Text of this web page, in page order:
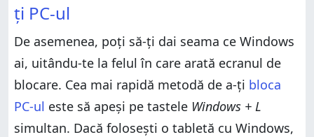
ți PC-ul
De asemenea, poți să-ți dai seama ce Windows
ai, uitându-te la felul în care arată ecranul de
blocare. Cea mai rapidă metodă de a-ți bloca
PC-ul este să apeși pe tastele Windows + L
simultan. Dacă folosești o tabletă cu Windows,